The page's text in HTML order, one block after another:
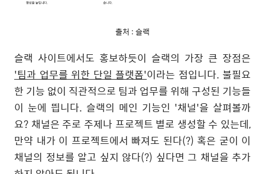
출처 : 슬랙
슬랙 사이트에서도 홍보하듯이 슬랙의 가장 큰 장점은
'팀과 업무를 위한 단일 플랫폼'이라는 점입니다. 불필요
한 기능 없이 직관적으로 팀과 업무를 위해 구성된 기능들
이 눈에 띕니다. 슬랙의 메인 기능인 '채널'을 살펴볼까
요? 채널은 주로 주제나 프로젝트 별로 생성할 수 있는데,
만약 내가 이 프로젝트에서 빠져도 된다(?) 혹은 굳이 이
채널의 정보를 알고 싶지 않다(?) 싶다면 그 채널을 추가